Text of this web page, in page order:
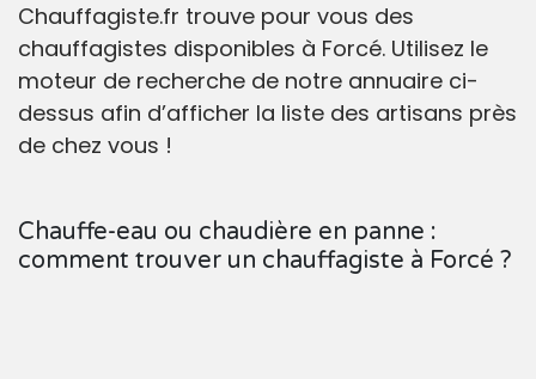
Chauffagiste.fr trouve pour vous des
chauffagistes disponibles à Forcé. Utilisez le
moteur de recherche de notre annuaire ci-
dessus afin d’afficher la liste des artisans près
de chez vous !
Chauffe-eau ou chaudière en panne :
comment trouver un chauffagiste à Forcé ?